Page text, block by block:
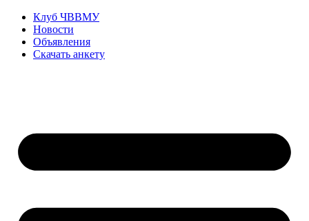
Перейти
содержимому
Клуб ЧВВМУ
Новости
Объявления
Скачать анкету